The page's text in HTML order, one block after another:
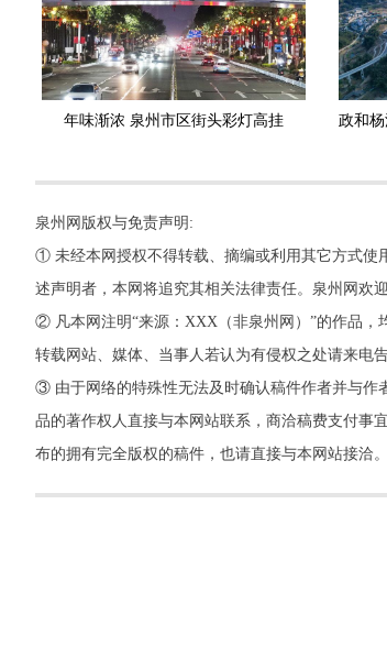
年味渐浓 泉州市区街头彩灯高挂
泉州网版权与免责声明:
① 未经本网授权不得转载、摘编或利用其它方式使
述声明者，本网将追究其相关法律责任。泉州网欢
② 凡本网注明“来源：XXX（非泉州网）”的作品，
转载网站、媒体、当事人若认为有侵权之处请来电
③ 由于网络的特殊性无法及时确认稿件作者并与作
品的著作权人直接与本网站联系，商洽稿费支付事
布的拥有完全版权的稿件，也请直接与本网站接洽。